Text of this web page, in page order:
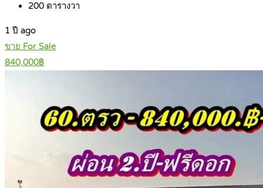
200 ตารางวา
1 ปี ago
ขาย For Sale
840,000฿